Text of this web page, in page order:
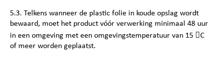
5.3. Telkens wanneer de plastic folie in koude opslag wordt
bewaard, moet het product vóór verwerking minimaal 48 uur
in een omgeving met een omgevingstemperatuur van 15 C
of meer worden geplaatst.